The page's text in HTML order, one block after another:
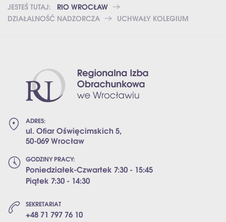
JESTEŚ TUTAJ:
RIO WROCŁAW
DZIAŁALNOŚĆ NADZORCZA
UCHWAŁY KOLEGIUM
ADRES:
ul. Ofiar Oświęcimskich 5,
50-069 Wrocław
GODZINY PRACY:
Poniedziałek-Czwartek 7:30 - 15:45
Piątek 7:30 - 14:30
SEKRETARIAT
+48 71 797 76 10